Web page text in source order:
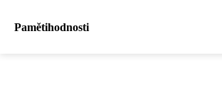
Pamětihodnosti